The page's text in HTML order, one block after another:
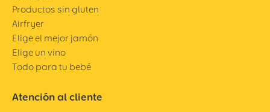
Productos sin gluten
Airfryer
Elige el mejor jamón
Elige un vino
Todo para tu bebé
Atención al cliente